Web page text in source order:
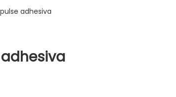
adhesiva